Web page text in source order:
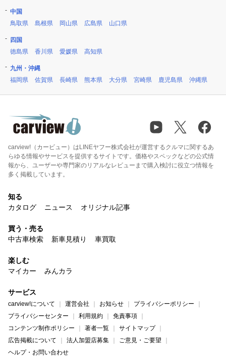
中国
鳥取県
島根県 岡山県 広島県 山口県
四国
徳島県
香川県 愛媛県 高知県
九州・沖縄
福岡県
佐賀県 長崎県 熊本県 大分県 宮崎県 鹿児島県 沖縄県
carview!（カービュー）はLINEヤフー株式会社が運営するクルマに関するあ
らゆる情報やサービスを提供するサイトです。価格やスペックなどの公式情
報から、ユーザーや専門家のリアルなレビューまで購入検討に役立つ情報を
多く掲載しています。
知る
カタログ
ニュース オリジナル記事
買う・売る
中古車検索
新車見積り 車買取
楽しむ
マイカー
みんカラ
サービス
carview!について 運営会社 お知らせ
プライバシーポリシー
プライバシーセンター
利用規約
免責事項
コンテンツ制作ポリシー
著者一覧
サイトマップ
広告掲載について
法人加盟店募集
ご意見・ご要望
ヘルプ・お問い合わせ